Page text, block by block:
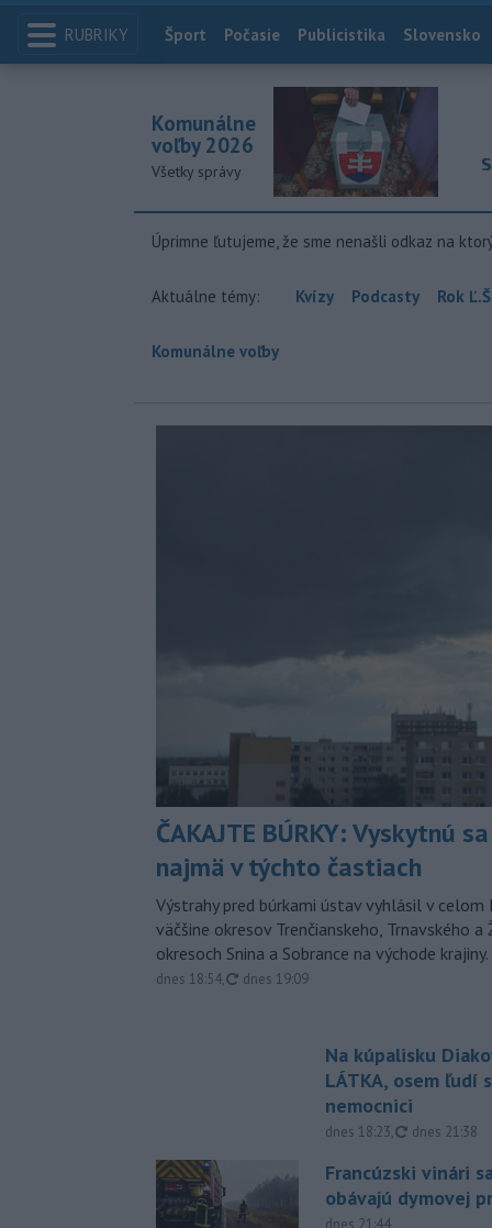
RUBRIKY Index
Šport Počasie Publicistika Slovensko
Komunálne
voľby 2026
Všetky správy
Úprimne ľutujeme, že sme nenašli odkaz na
Aktuálne témy: Kvízy Podcasty Rok
Komunálne voľby
ČAKAJTE BÚRKY: Vyskytnú
najmä v týchto častiach
Výstrahy pred búrkami ústav vyhlásil v
väčšine okresov Trenčianskeho, Trnavského a
okresoch Snina a Sobrance na východe krajiny.
dnes 18:54, aktualizované
dnes 19:09
Na kúpalisku
LÁTKA, osem ľudí
nemocnici
dnes 18:23, aktualizované
dnes 21:38
Francúzski vinári
obávajú dymovej